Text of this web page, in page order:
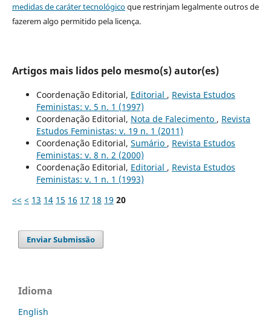
medidas de caráter tecnológicoque restrinjam legalmente outros de
fazerem algo permitido pela licença.
Artigos mais lidos pelo mesmo(s) autor(es)
Coordenação Editorial, Editorial , Revista Estudos
Feministas: v. 5 n. 1 (1997)
Coordenação Editorial, Nota de Falecimento , Revista
Estudos Feministas: v. 19 n. 1 (2011)
Coordenação Editorial, Sumário , Revista Estudos
Feministas: v. 8 n. 2 (2000)
Coordenação Editorial, Editorial , Revista Estudos
Feministas: v. 1 n. 1 (1993)
<< < 13 14 15 16 17 18 19 20
Enviar Submissão
Idioma
English